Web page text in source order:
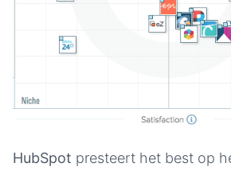
HubSpot presteert het best op